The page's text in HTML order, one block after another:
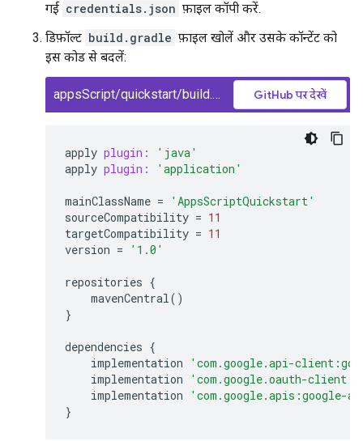
गई credentials.json फ़ाइल कॉपी करें.
डिफ़ॉल्ट build.gradle फ़ाइल खोलें और उसके कॉन्टेंट को
इस कोड से बदलें:
appsScript/quickstart/build.gradle GitHub पर देखें
apply plugin:
'java'
apply plugin: 'application'
mainClassName =
'AppsScriptQuickstart'
sourceCompatibility = 11
targetCompatibility = 11
version = '1.0'
repositories {
mavenCentral()
}
dependencies {
implementation
'com.google.api-
implementation
'com.google.oauth-
implementation
'com.google.apis:google-
}